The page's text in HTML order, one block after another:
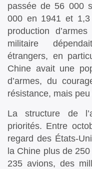
passée de 56 000
000 en 1941 et
production
militaire
étrangers, en
Chine avait une
d’armes, du
résistance, mais
La structure de
priorités. Entre
regard des États-
la Chine plus de
235 avions, des